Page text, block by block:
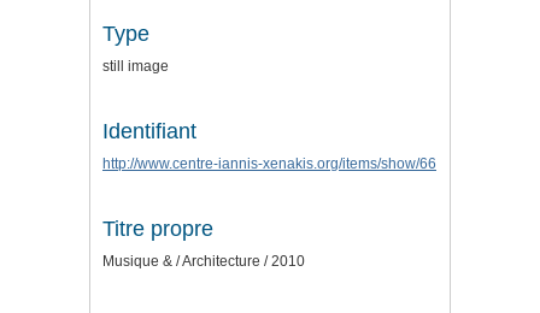
Type
still image
Identifiant
http://www.centre-iannis-xenakis.org/items/show/66
Titre propre
Musique & / Architecture / 2010